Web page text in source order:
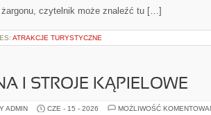
czytelnik może znaleźć tu […]
ATRAKCJE TURYSTYCZNE
I STROJE KĄPIELOWE
ADMIN CZE - 15 - 2026 MOŻLIWOŚĆ